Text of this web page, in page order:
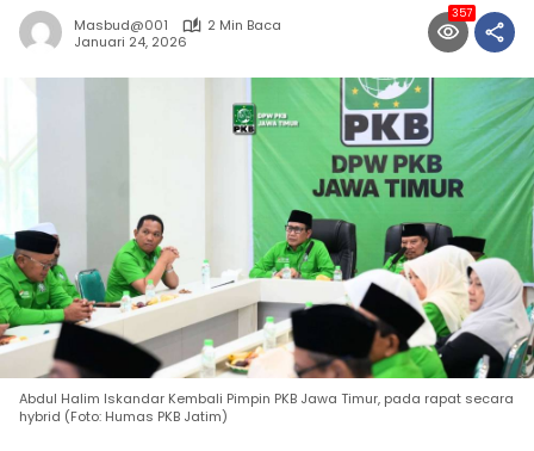
Masbud@001
2 Min Baca
Januari 24, 2026
357
Abdul Halim Iskandar Kembali Pimpin PKB Jawa Timur, pada rapat secara
hybrid (Foto: Humas PKB Jatim)